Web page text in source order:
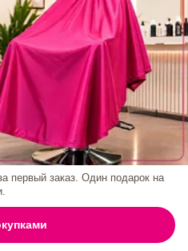
КОРЗИНА АККАУНТ
Черная
первый заказ. Один подарок на